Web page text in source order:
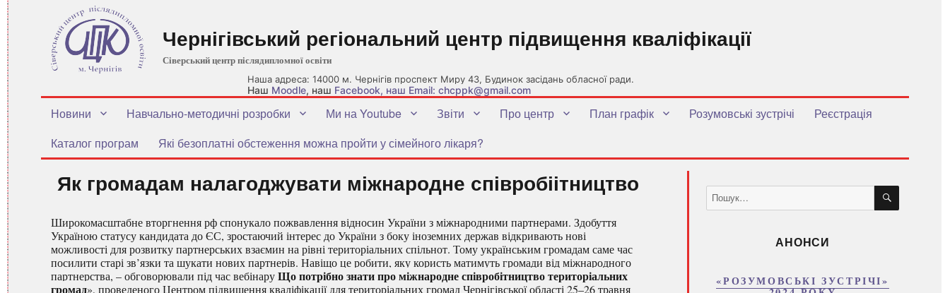
Наша адреса: 14000 м. Чернігів проспект Миру 43, Будинок засідань обласної ради.
Наш Moodle, наш Facebook, наш Email: chcppk@gmail.com
Чернігівський регіональний центр підвищення кваліфікації
Сіверський центр післядипломної освіти
Новини Навчально-методичні розробки Ми на Youtube Звіти Про центр План графік Розумовські зустрічі
Реєстрація
Каталог програм
Які безоплатні обстеження можна пройти у сімейного лікаря?
Як громадам налагоджувати міжнародне співробіітництво
Широкомасштабне вторгнення рф спонукало пожвавлення відносин України з міжнародними партнерами. Здобуття
Україною статусу кандидата до ЄС, зростаючий інтерес до України з боку іноземних держав відкривають нові
можливості для розвитку партнерських взаємин на рівні територіальних спільнот. Тому українським громадам саме час
посилити старі зв’язки та шукати нових партнерів. Навіщо це робити, яку користь матимуть громади від міжнародного
партнерства, – обговорювали під час вебінаруЩопотрібно знати про міжнародне співробітництво територіальних
громад», проведеного Центром підвищення кваліфікації для територіальних громад Чернігівської області 25–26 травня
Пошук
за
ШУКАТИ
АНОНСИ
«РОЗУМОВСЬКІ ЗУСТРІЧІ»